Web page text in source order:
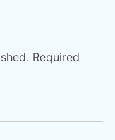
Required